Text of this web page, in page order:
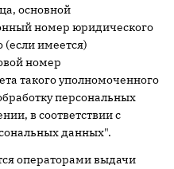
основной
номер юридического
имеется)
номер
такого уполномоченного
персональных
в соответствии с
данных".
операторами выдачи